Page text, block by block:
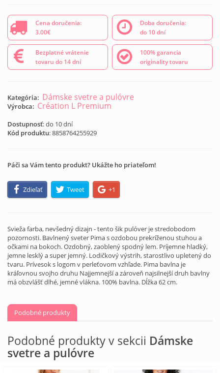
Cena doručenia:
3.00€
Doba doručenia:
do 10 dní
Bezplatné vrátenie
tovaru do 14 dní
100% garancia
originality tovaru
Kategória: Dámske svetre a pulóvre
Výrobca: Création L Premium
Dostupnosť: do 10 dní
Kód produktu:8858764255929
Páči sa Vám tento produkt? Ukážte ho priateľom!
Zdieľať Tweet +1
Svieža farba, nevšedný dizajn - tento šik pulóver je stredobodom
pozornosti. Bavlnený sveter Pima s ozdobou prekríženou stuhou a
očkami na bokoch. Ozdobný, zaoblený spodný lem. Príjemne hladký,
jemne lesklý a super jemný. Lodičkový výstrih, starostlivo upletený do
tvaru. Prívesok s logom v perleťovom vzhľade. Pima bavlna je
kráľovnou svojho druhu Najjemnejší a zároveň najsilnejší druh bavlny
má obzvlášť dlhé, jemné vlákna. 100% bavlna. Dĺžka 62 cm.
Podobné produkty
Podobné produkty v sekcii Dámske
svetre a pulóvre